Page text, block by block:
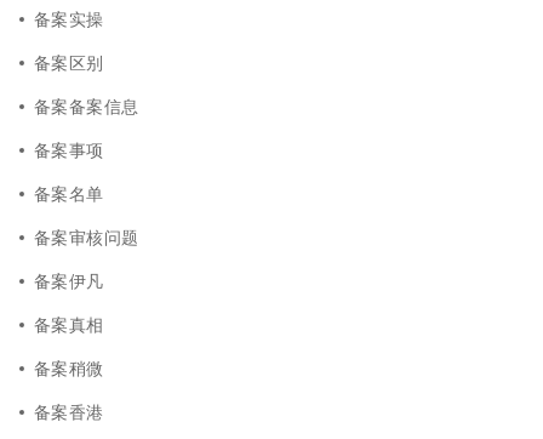
备案实操
备案区别
备案备案信息
备案事项
备案名单
备案审核问题
备案伊凡
备案真相
备案稍微
备案香港